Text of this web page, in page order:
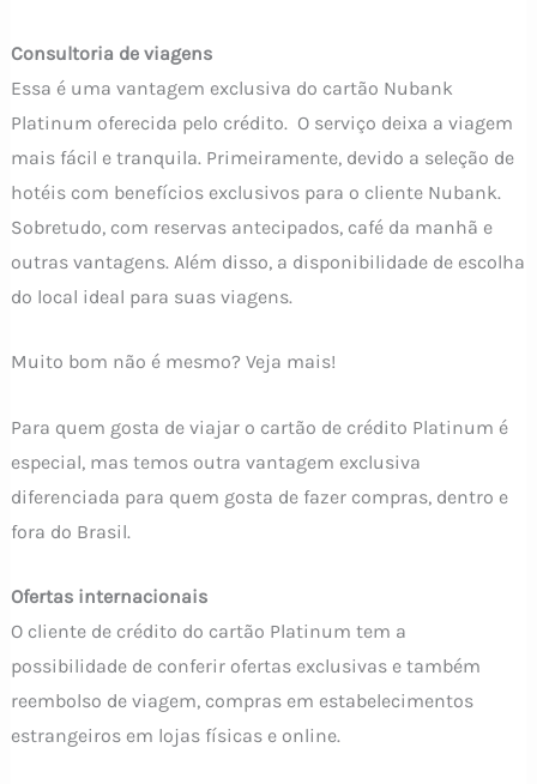
Consultoria de viagens
Essa é uma vantagem exclusiva do cartão Nubank
Platinum oferecida pelo crédito. O serviço deixa a viagem
mais fácil e tranquila. Primeiramente, devido a seleção de
hotéis com benefícios exclusivos para o cliente Nubank.
Sobretudo, com reservas antecipados, café da manhã e
outras vantagens. Além disso, a disponibilidade de escolha
do local ideal para suas viagens.
Muito bom não é mesmo? Veja mais!
Para quem gosta de viajar o cartão de crédito Platinum é
especial, mas temos outra vantagem exclusiva
diferenciada para quem gosta de fazer compras, dentro e
fora do Brasil.
Ofertas internacionais
O cliente de crédito do cartão Platinum tem a
possibilidade de conferir ofertas exclusivas e também
reembolso de viagem, compras em estabelecimentos
estrangeiros em lojas físicas e online.